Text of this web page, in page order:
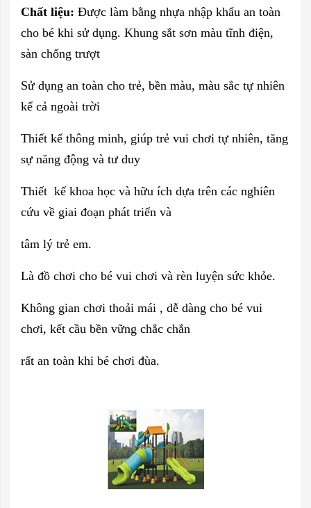
Chất liệu: Được làm bằng nhựa nhập khẩu an toàn
cho bé khi sử dụng. Khung sắt sơn màu tĩnh điện,
sàn chống trượt
Sử dụng an toàn cho trẻ, bền màu, màu sắc tự nhiên
kể cả ngoài trời
Thiết kế thông minh, giúp trẻ vui chơi tự nhiên, tăng
sự năng động và tư duy
Thiết kế khoa học và hữu ích dựa trên các nghiên
cứu về giai đoạn phát triển và
tâm lý trẻ em.
Là đồ chơi cho bé vui chơi và rèn luyện sức khỏe.
Không gian chơi thoải mái , dễ dàng cho bé vui
chơi, kết cầu bền vững chắc chắn
rất an toàn khi bé chơi đùa.